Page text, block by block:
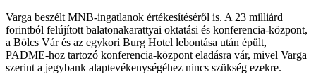
Varga beszélt MNB-ingatlanok értékesítéséről is. A 23 milliárd
forintból felújított balatonakarattyai oktatási és konferencia-központ,
a Bölcs Vár és az egykori Burg Hotel lebontása után épült,
PADME-hoz tartozó konferencia-központ eladásra vár, mivel Varga
szerint a jegybank alaptevékenységéhez nincs szükség ezekre.